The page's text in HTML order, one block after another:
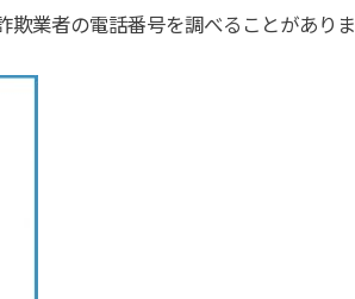
欺業者の電話番号を調べることがありま